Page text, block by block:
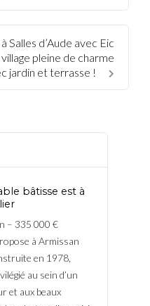
Salles d’Aude avec Eic
pleine de charme
jardin et terrasse !
bâtisse est à
– 335 000 €
à Armissan
en 1978,
au sein d’un
et aux beaux